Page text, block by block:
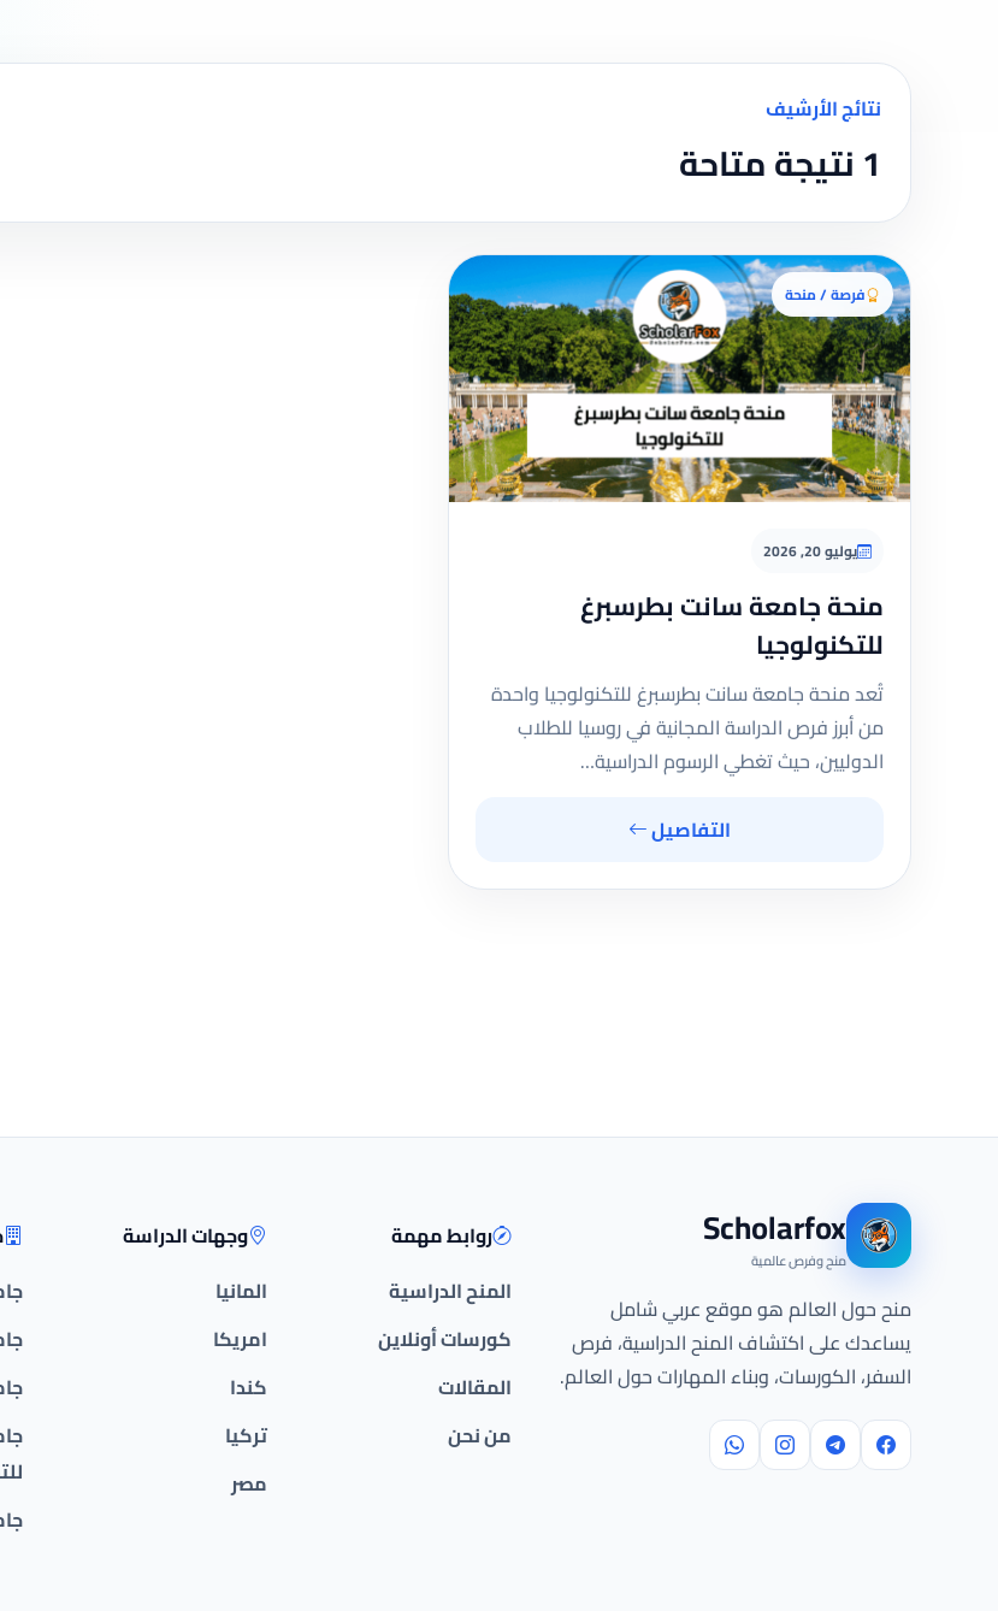
نتائج الأرشيف
1 نتيجة متاحة
فرصة / منحة
يوليو 20, 2026
منحة جامعة سانت بطرسبرغ
للتكنولوجيا
تُعد منحة جامعة سانت بطرسبرغ للتكنولوجيا واحدة
من أبرز فرص الدراسة المجانية في روسيا للطلاب
الدوليين، حيث تغطي الرسوم الدراسية…
التفاصيل
Scholarfox
منح وفرص عالمية
منح حول العالم هو موقع عربي شامل
يساعدك على اكتشاف المنح الدراسية، فرص
السفر، الكورسات، وبناء المهارات حول العالم.
روابط مهمة
المنح الدراسية
كورسات أونلاين
المقالات
من نحن
وجهات الدراسة
المانيا
امريكا
كندا
تركيا
مصر